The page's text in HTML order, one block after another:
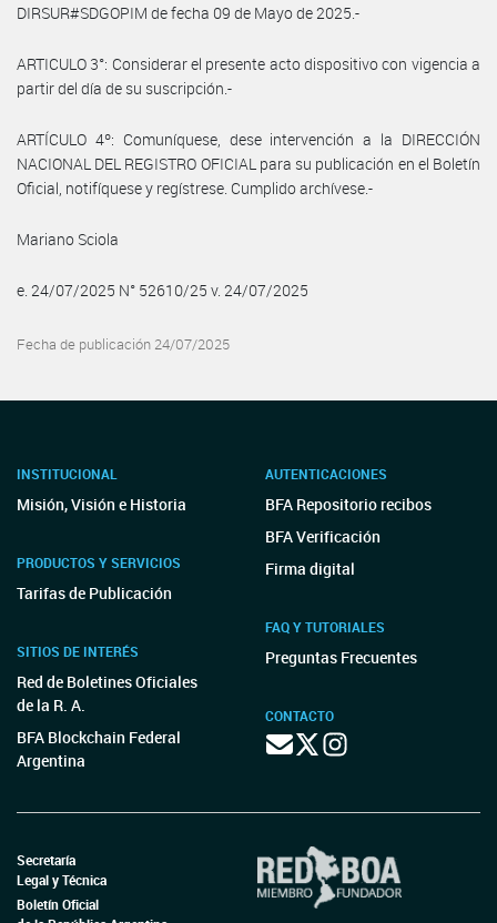
DIRSUR#SDGOPIM de fecha 09 de Mayo de 2025.-
ARTICULO 3°: Considerar el presente acto dispositivo con vigencia a
partir del día de su suscripción.-
ARTÍCULO 4º: Comuníquese, dese intervención a la DIRECCIÓN
NACIONAL DEL REGISTRO OFICIAL para su publicación en el Boletín
Oficial, notifíquese y regístrese. Cumplido archívese.-
Mariano Sciola
e. 24/07/2025 N° 52610/25 v. 24/07/2025
Fecha de publicación 24/07/2025
INSTITUCIONAL
Misión, Visión e Historia
PRODUCTOS Y SERVICIOS
Tarifas de Publicación
SITIOS DE INTERÉS
Red de Boletines Oficiales
de la R. A.
BFA Blockchain Federal
Argentina
AUTENTICACIONES
BFA Repositorio recibos
BFA Verificación
Firma digital
FAQ Y TUTORIALES
Preguntas Frecuentes
CONTACTO
Secretaría
Legal y Técnica
Boletín Oficial